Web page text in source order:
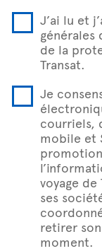
J’ai lu et
générales
de la
Transat.
Je
courriels,
mobile et
voyage de
ses
retirer
moment.